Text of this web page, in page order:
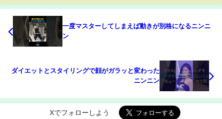
一度マスターしてしまえば動きが別格になるニンニ
ン
ダイエットとスタイリングで顔がガラッと変わった
ニンニン
Xでフォローしよう